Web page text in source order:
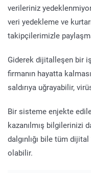
verileriniz
veri yedekleme ve
takipçilerimizle
Giderek dijitalleşen bir
firmanın hayatta
saldırıya uğrayabilir,
Bir sisteme enjekte
kazanılmış bilgilerinizi
dalgınlığı bile tüm
olabilir.